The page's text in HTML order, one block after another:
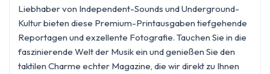
Liebhaber von Independent-Sounds und Underground-
Kultur bieten diese Premium-Printausgaben tiefgehende
Reportagen und exzellente Fotografie. Tauchen Sie in die
faszinierende Welt der Musikein und genießen Sie den
taktilen Charme echter Magazine, die wir direkt zu Ihnen